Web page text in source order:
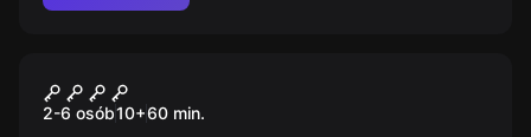
Zostań Milionerem
2-6 osób10+60 min.